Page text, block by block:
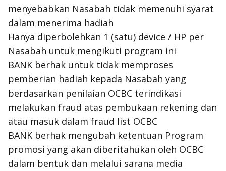
menyebabkan Nasabah tidak memenuhi syarat
dalam menerima hadiah
Hanya diperbolehkan 1 (satu) device / HP per
Nasabah untuk mengikuti program ini
BANK berhak untuk tidak memproses
pemberian hadiah kepada Nasabah yang
berdasarkan penilaian OCBC terindikasi
melakukan fraud atas pembukaan rekening dan
atau masuk dalam fraud list OCBC
BANK berhak mengubah ketentuan Program
promosi yang akan diberitahukan oleh OCBC
dalam bentuk dan melalui sarana media